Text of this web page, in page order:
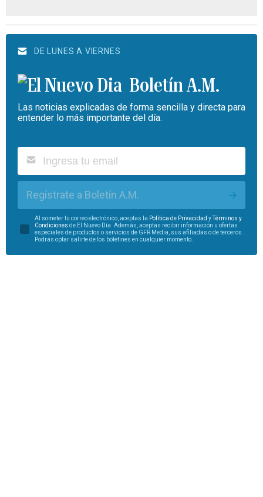
DE LUNES A VIERNES
Boletín A.M.
Las noticias explicadas de forma sencilla y directa para
entender lo más importante del día.
Regístrate a Boletín A.M.
Al someter tu correo electrónico, aceptas la Política de Privacidad yTérminos y
Condiciones de El Nuevo Día. Además, aceptas recibir información u ofertas
especiales de productos o servicios de GFR Media, sus afiliadas o de terceros.
Podrás optar salirte de los boletines en cualquier momento.